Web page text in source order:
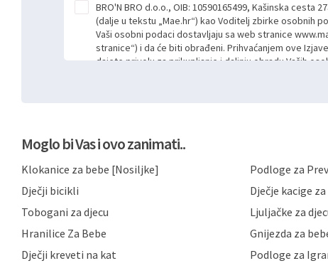
BRO'N BRO d.o.o., OIB: 10590165499, Kašinska cesta
(dalje u tekstu „Mae.hr“) kao Voditelj zbirke osobnih
Vaši osobni podaci dostavljaju sa web stranice
stranice“) i da će biti obrađeni. Prihvaćanjem ove
dajete privolu za prikupljanje i daljnju obradu Vaših
Mae.hr putem ovih web stranica u svrhu odgovora i
poslan kroz kontakt obrazac. Radi se o
niste dužni prihvatiti odnosno niste dužni unositi
možete pročitati ovdje, sukladno Politici privatnosti i
primjenu odgovarajućih tehničkih i sigurnosnih mjera
privatnost svojih korisnika i posjetitelja web stranica,
podataka te omogućava pristup i priopćavanje
trećim osobama samo u slučajevima koji su dozvoljeni
možete u svako doba, u potpunosti ili djelomice, bez
dane privole i zatražiti prestanak aktivnosti obrade
Moglo bi Vas i ovo zanimati..
Klokanice za bebe [Nosiljke] Podloge za
Dječji bicikli
Dječje kacige
Tobogani za djecu
Ljuljačke za
Hranilice Za Bebe
Gnijezda za
Dječji kreveti na kat
Podloge za